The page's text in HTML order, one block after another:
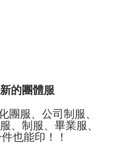
的團體服
服、公司制服、
、制服、畢業服、
也能印！！